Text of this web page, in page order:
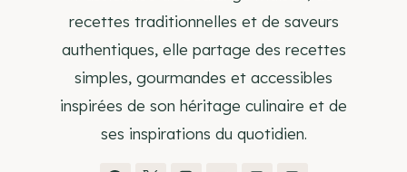
recettes traditionnelles et de saveurs
authentiques, elle partage des recettes
simples, gourmandes et accessibles
inspirées de son héritage culinaire et de
ses inspirations du quotidien.